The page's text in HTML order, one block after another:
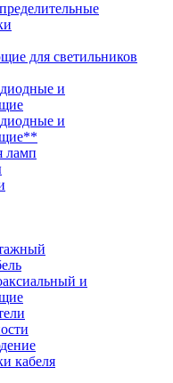
для светильников
и
и
ламп
и
кабеля